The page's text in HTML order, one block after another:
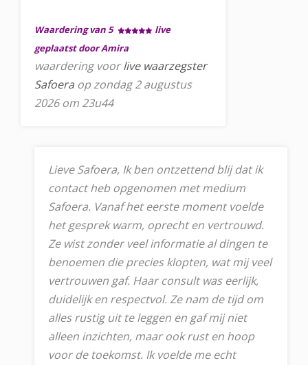
Waardering van 5
live
geplaatst door Amira
waardering voorlive waarzegster
Safoera op zondag 2 augustus
2026 om 23u44
Lieve Safoera, Ik ben ontzettend blij dat ik
contact heb opgenomen met medium
Safoera. Vanaf het eerste moment voelde
het gesprek warm, oprecht en vertrouwd.
Ze wist zonder veel informatie al dingen te
benoemen die precies klopten, wat mij veel
vertrouwen gaf. Haar consult was eerlijk,
duidelijk en respectvol. Ze nam de tijd om
alles rustig uit te leggen en gaf mij niet
alleen inzichten, maar ook rust en hoop
voor de toekomst. Ik voelde me echt